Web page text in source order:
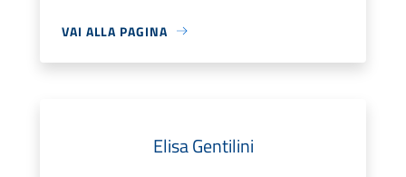
VAI ALLA PAGINA
Elisa Gentilini